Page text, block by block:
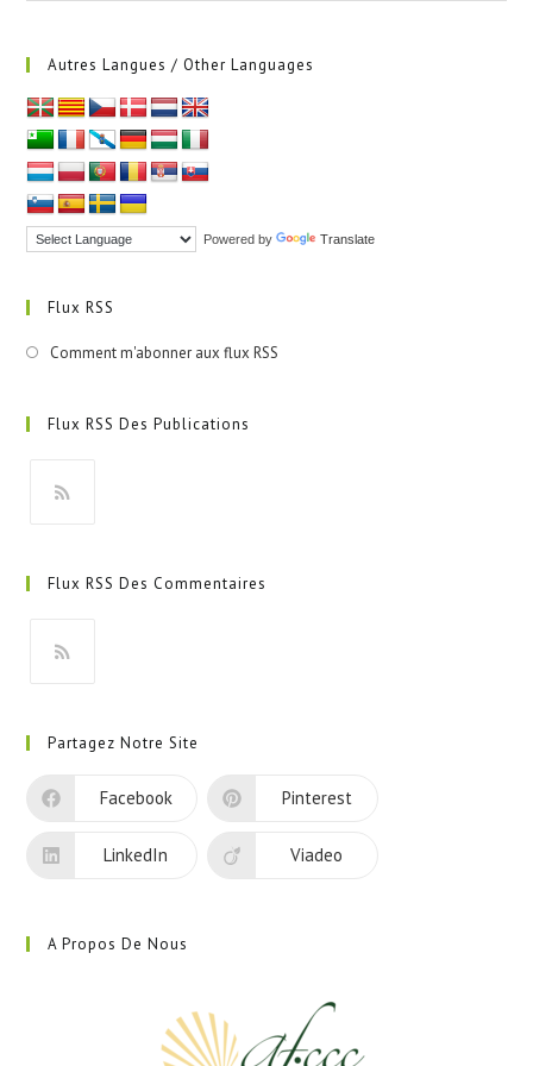
Autres Langues / Other Languages
Powered by Translate
Flux RSS
Comment m'abonner aux flux RSS
Flux RSS Des Publications
un
onglet
Flux RSS Des Commentaires
un
nouvel
Partagez Notre Site
Facebook Pinterest
LinkedIn Viadeo
A Propos De Nous